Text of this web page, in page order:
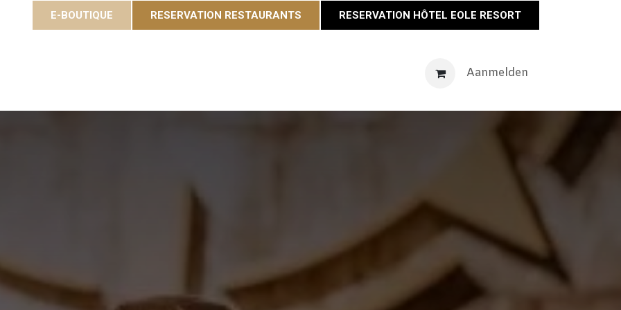
E-BOUTIQUE RESERVATION RESTAURANTS RESERVATION HÔTEL EOLE RESORT
Maison Éole Neem contact op met
Aanmelden